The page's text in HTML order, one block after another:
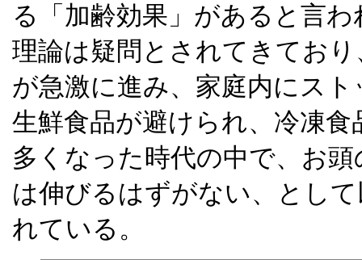
る「加齢効果」があると言
理論は疑問とされてきてお
が急激に進み、家庭内にス
生鮮食品が避けられ、冷凍
多くなった時代の中で、お
は伸びるはずがない、とし
れている。